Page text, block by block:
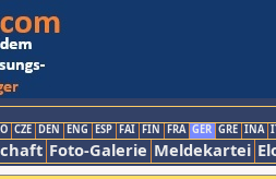
CZE DEN ENG ESP FAI FIN FRA GER GRE INA
Foto-Galerie Meldekartei